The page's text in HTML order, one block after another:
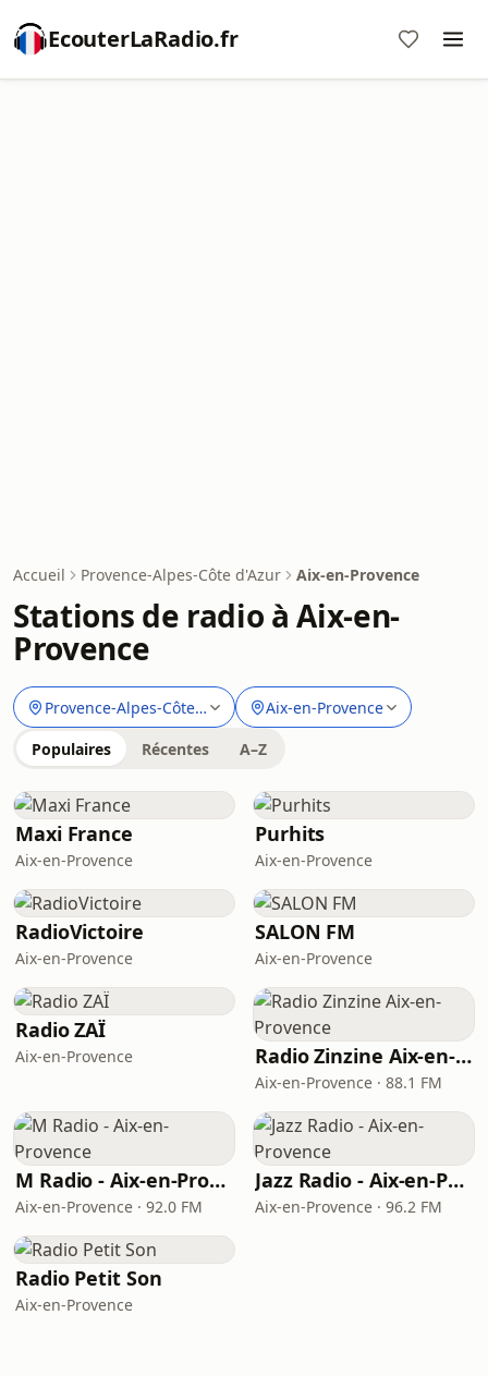
EcouterLaRadio.fr
Accueil Provence-Alpes-Côte d'Azur Aix-en-Provence
Stations de radio à Aix-en-
Provence
Provence-Alpes-Côte d'Azur Aix-en-Provence
Populaires Récentes A–Z
Maxi France
Aix-en-Provence
Purhits
Aix-en-Provence
RadioVictoire
Aix-en-Provence
SALON FM
Aix-en-Provence
Radio ZAÏ
Aix-en-Provence Radio Zinzine Aix-en-Provence
Aix-en-Provence · 88.1 FM
M Radio - Aix-en-Provence
Aix-en-Provence · 92.0 FM
Jazz Radio - Aix-en-Provence
Aix-en-Provence · 96.2 FM
Radio Petit Son
Aix-en-Provence